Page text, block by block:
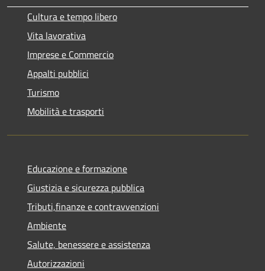
Cultura e tempo libero
Vita lavorativa
Imprese e Commercio
Appalti pubblici
Turismo
Mobilità e trasporti
Educazione e formazione
Giustizia e sicurezza pubblica
Tributi,finanze e contravvenzioni
Ambiente
Salute, benessere e assistenza
Autorizzazioni